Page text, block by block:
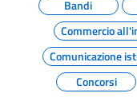
Bandi
Commercio
Comunicazione
Concorsi